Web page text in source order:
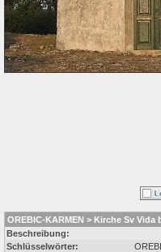
OREBIC-KARMEN > Kirche Sv
Beschreibung:
Schlüsselwörter: